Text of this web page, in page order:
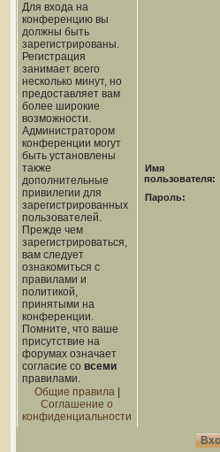
Для входа на
конференцию вы
должны быть
зарегистрированы.
Регистрация
занимает всего
несколько минут, но
предоставляет вам
более широкие
возможности.
Администратором
конференции могут
быть установлены
также
дополнительные
привилегии для
зарегистрированных
пользователей.
Прежде чем
зарегистрироваться,
вам следует
ознакомиться с
правилами и
политикой,
принятыми на
конференции.
Помните, что ваше
присутствие на
форумах означает
согласие со всеми
правилами.
Общие правила|
Соглашение о
конфиденциальности
Имя
пользователя:
Пароль: